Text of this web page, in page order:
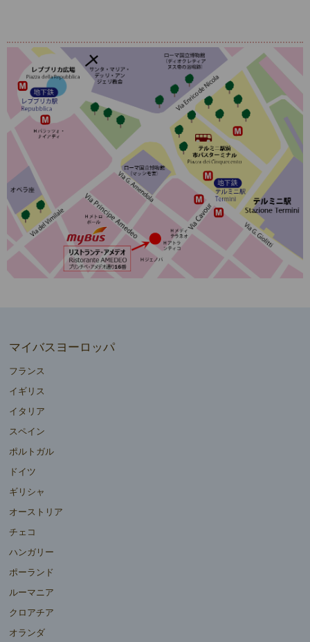
マイバスヨーロッパ
フランス
イギリス
イタリア
スペイン
ポルトガル
ドイツ
ギリシャ
オーストリア
チェコ
ハンガリー
ポーランド
ルーマニア
クロアチア
オランダ